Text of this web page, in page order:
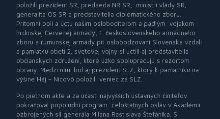
položili prezident SR, predseda NR SR,
ministri vlády SR,
generalita OS SR a predstavitelia diplomatického zboru.
Prítomní boli a úctu našim osloboditeľom a padlým vojakom
hrdinskej Červenej armády, 1. československého armádneho
zboru a rumunskej armády pri oslobodzovaní Slovenska vzdali
a pamiatku obetí 2. svetovej vojny si uctili aj predstavitelia
občianskych združení, ktoré úzko spolupracujú s rezortom
obrany. Medzi nimi bol aj prezident SLZ, ktorý k pamätníku na
výšine Háj – Nicovô položil veniec za SLZ.
Po pietnom akte a za účasti najvyšších ústavných činiteľov
pokračoval popoludní program
celoštátnych osláv v Akadémii
ozbrojených síl generála Milana Rastislava Štefánika. S